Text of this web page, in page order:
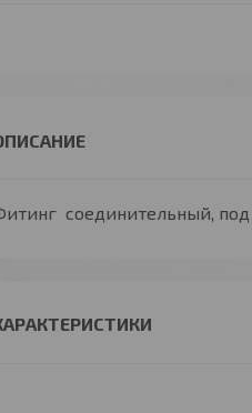
соединительный, под